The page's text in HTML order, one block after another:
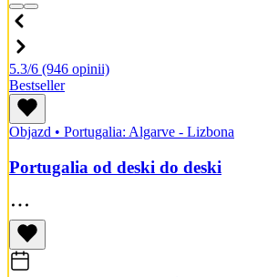
5.3/6 (946 opinii)
Bestseller
Objazd • Portugalia: Algarve - Lizbona
Portugalia od deski do deski